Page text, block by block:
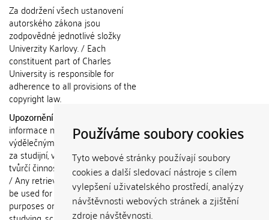
Používáme soubory cookies
Tyto webové stránky používají soubory
cookies a další sledovací nástroje s cílem
vylepšení uživatelského prostředí, analýzy
návštěvnosti webových stránek a zjištění
zdroje návštěvnosti.
Za dodržení všech ustanovení
autorského zákona jsou
zodpovědné jednotlivé složky
Univerzity Karlovy. / Each
constituent part of Charles
University is responsible for
adherence to all provisions of the
copyright law.
Upozornění / Notice:
informace nemohou být použity k
výdělečným účelům nebo vydávány
za studijní, vědeckou nebo jinou
tvůrčí činnost jiné osoby než autora.
/ Any retrieved information shall not
be used for any commercial
purposes or claimed as results of